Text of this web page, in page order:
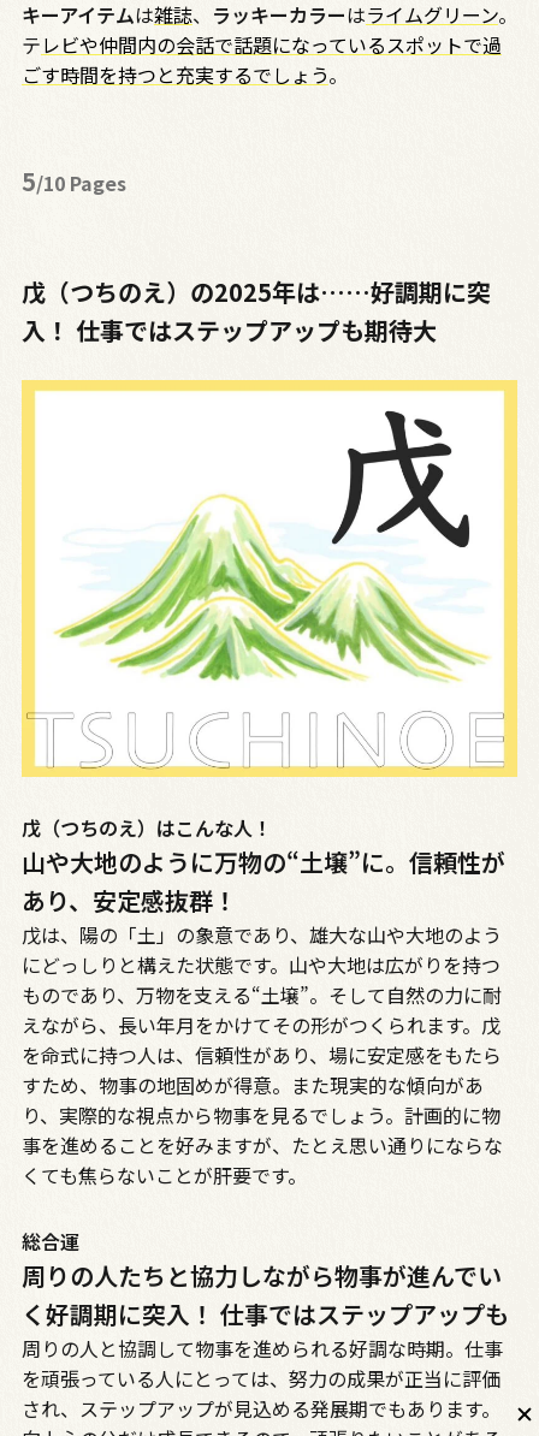
キーアイテムは雑誌、 ラッキーカラーはライムグリーン。
テレビや仲間内の会話で話題になっているスポットで過
ごす時間を持つと充実するでしょう。
5/10 Pages
戊（つちのえ）の2025年は……好調期に突
入！ 仕事ではステップアップも期待大
戊（つちのえ）はこんな人！
山や大地のように万物の“土壌”に。信頼性が
あり、安定感抜群！
戊は、陽の「土」の象意であり、雄大な山や大地のよう
にどっしりと構えた状態です。山や大地は広がりを持つ
ものであり、万物を支える“土壌”。そして自然の力に耐
えながら、長い年月をかけてその形がつくられます。戊
を命式に持つ人は、信頼性があり、場に安定感をもたら
すため、物事の地固めが得意。また現実的な傾向があ
り、実際的な視点から物事を見るでしょう。計画的に物
事を進めることを好みますが、たとえ思い通りにならな
くても焦らないことが肝要です。
総合運
周りの人たちと協力しながら物事が進んでい
く好調期に突入！ 仕事ではステップアップも
周りの人と協調して物事を進められる好調な時期。仕事
を頑張っている人にとっては、努力の成果が正当に評価
され、ステップアップが見込める発展期でもあります。